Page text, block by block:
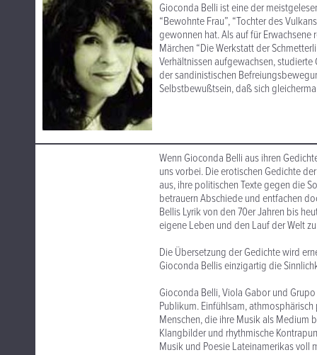
Gioconda Belli ist eine der
“Bewohnte Frau”, “Tochter des
gewonnen hat. Als auf für
Märchen “Die Werkstatt der
Verhältnissen aufgewachsen,
der sandinistischen
Selbstbewußtsein, daß sich
Wenn Gioconda Belli aus ihren
uns vorbei. Die erotischen Gedichte
aus, ihre politischen Texte gegen die
betrauern Abschiede und entfachen
Bellis Lyrik von den 70er Jahren bis
eigene Leben und den Lauf der Welt
Die Übersetzung der Gedichte wird
Gioconda Bellis einzigartig die
Gioconda Belli, Viola Gabor und
Publikum. Einfühlsam,
Menschen, die ihre Musik als Medium
Klangbilder und rhythmische
Musik und Poesie Lateinamerikas